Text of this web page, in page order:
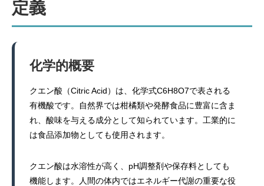
定義
化学的概要
クエン酸（Citric Acid）は、化学式C6H8O7で表される
有機酸です。自然界では柑橘類や発酵食品に豊富に含ま
れ、酸味を与える成分として知られています。工業的に
は食品添加物としても使用されます。
クエン酸は水溶性が高く、pH調整剤や保存料としても
機能します。人間の体内ではエネルギー代謝の重要な役